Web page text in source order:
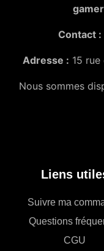
Contact :
Adresse : 15 rue
Nous sommes
Liens
Suivre ma
Questions
CGU